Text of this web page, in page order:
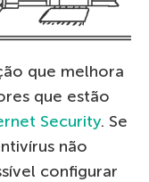
que melhora
que estão
Security. Se
não
configurar